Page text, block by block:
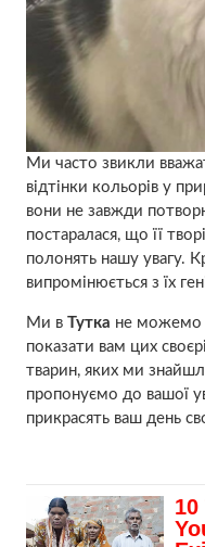
Ми часто звикли
відтінки кольорів у
вони не завжди
постаралася, що її
полонять нашу увагу.
випромінюється з їх
Ми в Тутка не можемо
показати вам цих
тварин, яких ми
пропонуємо до вашої
прикрасять ваш день